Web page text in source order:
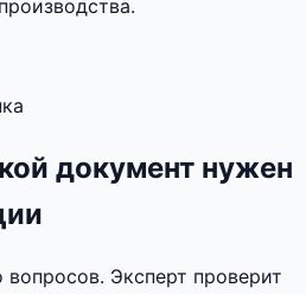
документ нужен
вопросов. Эксперт проверит